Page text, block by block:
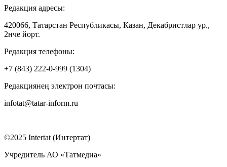
Редакция адресы:
420066, Татарстан Республикасы, Казан, Декабристлар ур.,
2нче йорт.
Редакция телефоны:
+7 (843) 222-0-999 (1304)
Редакциянең электрон почтасы:
infotat@tatar-inform.ru
©2025 Intertat (Интертат)
Учредитель АО «Татмедиа»